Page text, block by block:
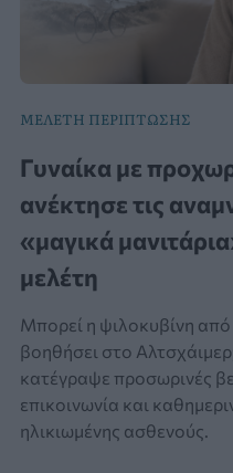
ΜΕΛΕΤΗ ΠΕΡΙΠΤΩΣΗΣ
Γυναίκα με
ανέκτησε τις
«μαγικά
μελέτη
Μπορεί η ψιλοκυβίνη από
βοηθήσει στο
κατέγραψε προσωρινές
επικοινωνία και
ηλικιωμένης ασθενούς.